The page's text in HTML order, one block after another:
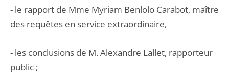
- le rapport de Mme Myriam Benlolo Carabot, maître
des requêtes en service extraordinaire,
- les conclusions de M. Alexandre Lallet, rapporteur
public ;